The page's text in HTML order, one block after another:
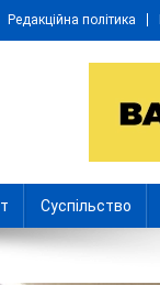
Редакційна політика
Суспільство